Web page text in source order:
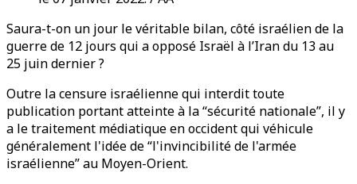
Saura-t-on un jour le véritable bilan, côté israélien de la
guerre de 12 jours qui a opposé Israël à l’Iran du 13 au
25 juin dernier ?
Outre la censure israélienne qui interdit toute
publication portant atteinte à la “sécurité nationale”, il y
a le traitement médiatique en occident qui véhicule
généralement l'idée de “l'invincibilité de l'armée
israélienne” au Moyen-Orient.